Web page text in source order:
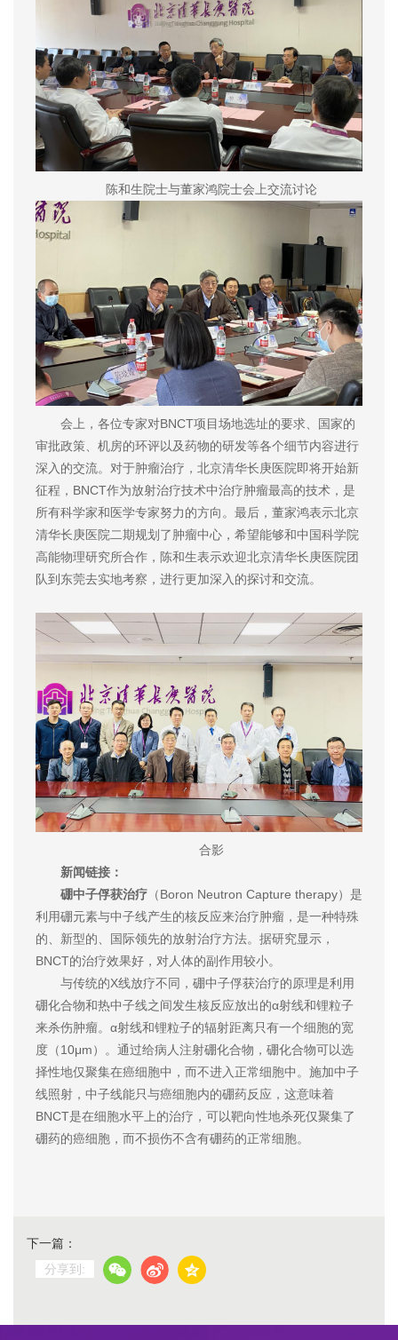
陈和生院士与董家鸿院士会上交流讨论
会上，各位专家对BNCT项目场地选址的要求、国家的
审批政策、机房的环评以及药物的研发等各个细节内容进行
深入的交流。对于肿瘤治疗，北京清华长庚医院即将开始新
征程，BNCT作为放射治疗技术中治疗肿瘤最高的技术，是
所有科学家和医学专家努力的方向。最后，董家鸿表示北京
清华长庚医院二期规划了肿瘤中心，希望能够和中国科学院
高能物理研究所合作，陈和生表示欢迎北京清华长庚医院团
队到东莞去实地考察，进行更加深入的探讨和交流。
合影
新闻链接：
硼中子俘获治疗 （Boron Neutron Capture therapy）是
利用硼元素与中子线产生的核反应来治疗肿瘤，是一种特殊
的、新型的、国际领先的放射治疗方法。据研究显示，
BNCT的治疗效果好，对人体的副作用较小。
与传统的X线放疗不同，硼中子俘获治疗的原理是利用
硼化合物和热中子线之间发生核反应放出的α射线和锂粒子
来杀伤肿瘤。α射线和锂粒子的辐射距离只有一个细胞的宽
度（10μm）。通过给病人注射硼化合物，硼化合物可以选
择性地仅聚集在癌细胞中，而不进入正常细胞中。施加中子
线照射，中子线能只与癌细胞内的硼药反应，这意味着
BNCT是在细胞水平上的治疗，可以靶向性地杀死仅聚集了
硼药的癌细胞，而不损伤不含有硼药的正常细胞。
下一篇：
分享到: